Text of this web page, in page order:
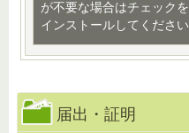
が不要な場合はチェック
インストールしてください
届出・証明